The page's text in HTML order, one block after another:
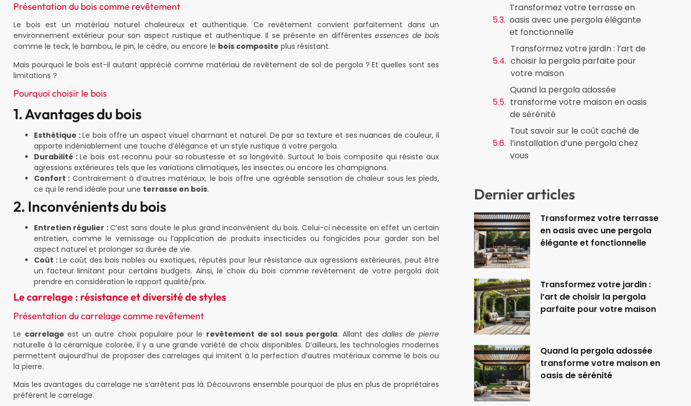
Présentation du bois comme revêtement
Le bois est un matériau naturel chaleureux et authentique. Ce revêtement convient parfaitement dans un
environnement extérieur pour son aspect rustique et authentique. Il se présente en différentesessences de bois
comme le teck, le bambou, le pin, le cèdre, ou encore le bois composite plus résistant.
Mais pourquoi le bois est-il autant apprécié comme matériau de revêtement de sol de pergola ? Et quelles sont ses
limitations ?
Pourquoi choisir le bois
1. Avantages du bois
Esthétique :Le bois offre un aspect visuel charmant et naturel. De par sa texture et ses nuances de couleur, il
apporte indéniablement une touche d’élégance et un style rustique à votre pergola.
Durabilité :Le bois est reconnu pour sa robustesse et sa longévité. Surtout le bois composite qui résiste aux
agressions extérieures tels que les variations climatiques, les insectes ou encore les champignons.
Confort : Contrairement à d’autres matériaux, le bois offre une agréable sensation de chaleur sous les pieds,
ce qui le rend idéale pour une terrasse en bois.
2. Inconvénients du bois
Entretien régulier :C’est sans doute le plus grand inconvénient du bois. Celui-ci nécessite en effet un certain
entretien, comme le vernissage ou l’application de produits insecticides ou fongicides pour garder son bel
aspect naturel et prolonger sa durée de vie.
Coût : Le coût des bois nobles ou exotiques, réputés pour leur résistance aux agressions extérieures, peut être
un facteur limitant pour certains budgets. Ainsi, le choix du bois comme revêtement de votre pergola doit
prendre en considération le rapport qualité/prix.
Le carrelage : résistance et diversité de styles
Présentation du carrelage comme revêtement
Le carrelage est un autre choix populaire pour le revêtement de sol sous pergola. Allant des dalles de pierre
naturelle à la céramique colorée, il y a une grande variété de choix disponibles. D’ailleurs, les technologies modernes
permettent aujourd’hui de proposer des carrelages qui imitent à la perfection d’autres matériaux comme le bois ou
la pierre.
Mais les avantages du carrelage ne s’arrêtent pas là. Découvrons ensemble pourquoi de plus en plus de propriétaires
préfèrent le carrelage.
Transformez votre terrasse en
oasis avec une pergola élégante
et fonctionnelle
Transformez votre jardin : l’art de
choisir la pergola parfaite pour
votre maison
Quand la pergola adossée
transforme votre maison en oasis
de sérénité
Tout savoir sur le coût caché de
l’installation d’une pergola chez
vous
Dernier articles
Transformez votre terrasse
en oasis avec une pergola
élégante et fonctionnelle
Transformez votre jardin :
l’art de choisir la pergola
parfaite pour votre maison
Quand la pergola adossée
transforme votre maison en
oasis de sérénité